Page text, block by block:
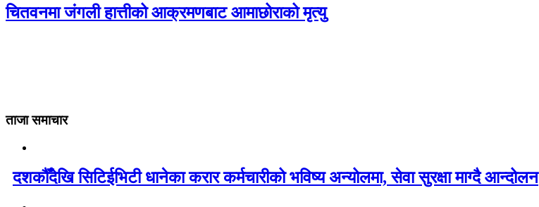
चितवनमा जंगली हात्तीको आक्रमणबाट आमाछोराको मृत्यु
ताजा समाचार
दशकौँदेखि सिटिईभिटी धानेका करार कर्मचारीको भविष्य अन्योलमा, सेवा सुरक्षा माग्दै आन्दोलन